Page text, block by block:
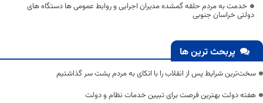
خدمت به مردم حلقه گمشده مدیران اجرایی و روابط عمومی ها دستگاه های
دولتی خراسان جنوبی
پربحث ترین ها
سخت‌ترین شرایط پس از انقلاب را با اتکای به مردم پشت سر گذاشتیم
هفته دولت بهترین فرصت برای تبیین خدمات نظام و دولت